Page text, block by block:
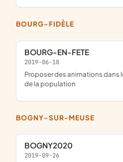
BOURG-FIDÈLE
BOURG-EN-FETE
2019-06-18
proposer des animations dans le village à destination
de la population
BOGNY-SUR-MEUSE
BOGNY2020
2019-09-26